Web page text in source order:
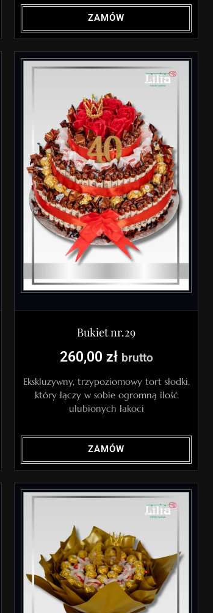
ZAMÓW
Bukiet nr.29
260,00 zł brutto
Ekskluzywny, trzypoziomowy tort słodki,
który łączy w sobie ogromną ilość
ulubionych łakoci
ZAMÓW